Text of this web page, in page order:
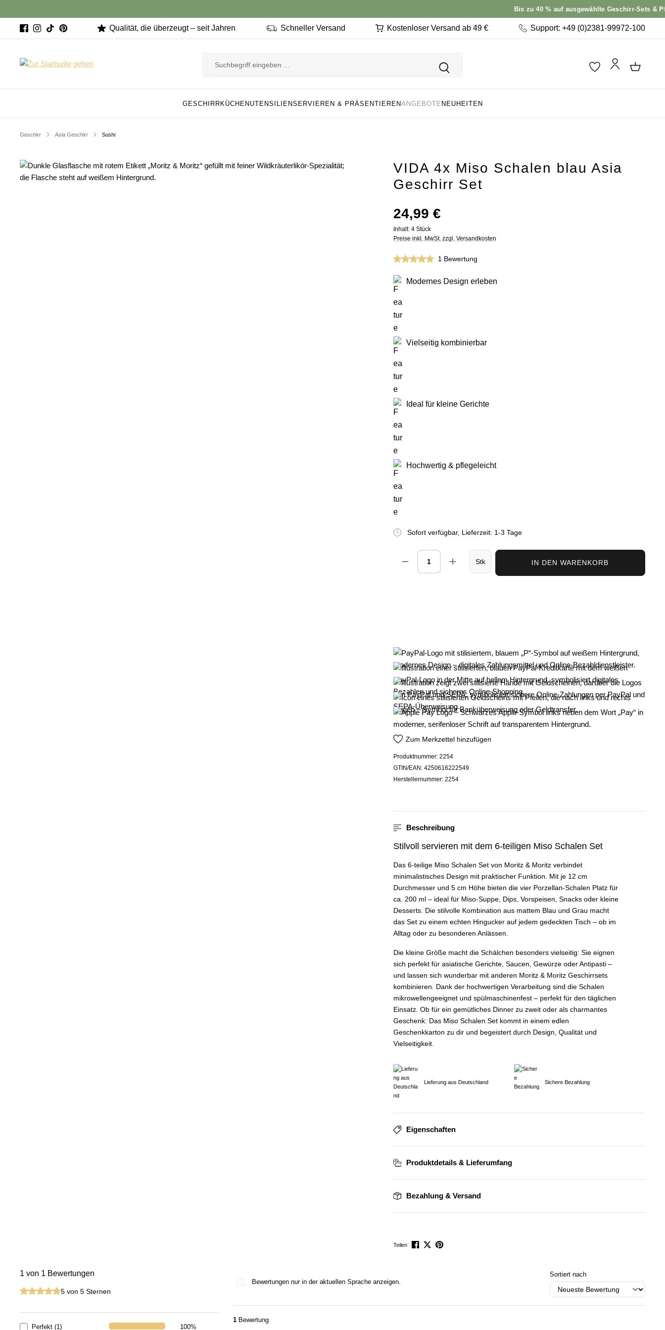
Bis zu 40 % auf ausgewählte Geschirr-Sets & Pfannen –
Qualität, die überzeugt – seit Jahren Schneller Versand Kostenloser Versand ab 49 € Support: +49 (0)2381-99972-100
GESCHIRRKÜCHENUTENSILIENSERVIEREN & PRÄSENTIERENANGEBOTE NEUHEITEN
Geschirr Asia Geschirr Sushi
Bildergalerie überspringen
VIDA 4x Miso Schalen blau Asia
Geschirr Set
Regulärer Preis:
24,99 €
Inhalt: 4 Stück
Preise inkl. MwSt. zzgl. Versandkosten
Durchschnittliche Bewertung von 5 von 5 Sternen
1 Bewertung
Modernes Design erleben
Vielseitig kombinierbar
Ideal für kleine Gerichte
Hochwertig & pflegeleicht
Sofort verfügbar, Lieferzeit: 1-3 Tage
Produkt Anzahl: Gib den gewünschten Wert ein
Stk IN DEN WARENKORB
Zum Merkzettel hinzufügen
Produktnummer: 2254
GTIN/EAN: 4250616222549
Herstellernummer: 2254
Beschreibung
Stilvoll servieren mit dem 6-teiligen Miso Schalen Set
Das 6-teilige Miso Schalen Set von Moritz & Moritz verbindet
minimalistisches Design mit praktischer Funktion. Mit je 12 cm
Durchmesser und 5 cm Höhe bieten die vier Porzellan-Schalen Platz für
ca. 200 ml – ideal für Miso-Suppe, Dips, Vorspeisen, Snacks oder kleine
Desserts. Die stilvolle Kombination aus mattem Blau und Grau macht
das Set zu einem echten Hingucker auf jedem gedeckten Tisch – ob im
Alltag oder zu besonderen Anlässen.
Die kleine Größe macht die Schälchen besonders vielseitig: Sie eignen
sich perfekt für asiatische Gerichte, Saucen, Gewürze oder Antipasti –
und lassen sich wunderbar mit anderen Moritz & Moritz Geschirrsets
kombinieren. Dank der hochwertigen Verarbeitung sind die Schalen
mikrowellengeeignet und spülmaschinenfest – perfekt für den täglichen
Einsatz. Ob für ein gemütliches Dinner zu zweit oder als charmantes
Geschenk: Das Miso Schalen Set kommt in einem edlen
Geschenkkarton zu dir und begeistert durch Design, Qualität und
Vielseitigkeit.
Lieferung aus Deutschland Sichere Bezahlung
Eigenschaften
Produktdetails & Lieferumfang
Bezahlung & Versand
Teilen
1 von 1 Bewertungen
Durchschnittliche Bewertung von 5 von 5 Sternen
5 von 5 Sternen
Perfekt (1) 100%
Bewertungen nur in der aktuellen Sprache anzeigen.
Sortiert nach
1 Bewertung